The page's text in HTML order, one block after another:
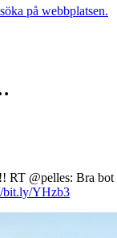
RT @pelles: Bra bot
bit.ly/YHzb3